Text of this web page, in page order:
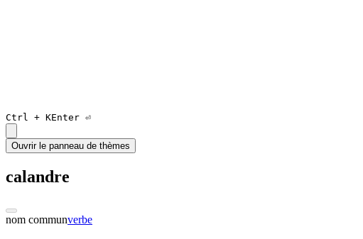
Ctrl + KEnter ⏎
Ouvrir le panneau de thèmes
calandre
nom communverbe